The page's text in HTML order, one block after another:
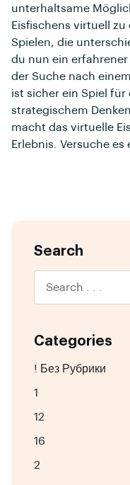
unterhaltsame
Eisfischens virtuell zu
Spielen, die
du nun ein
der Suche nach
ist sicher ein Spiel
strategischem
macht das virtuelle
Erlebnis. Versuche es
Search
Categories
! Без Рубрики
1
12
16
2